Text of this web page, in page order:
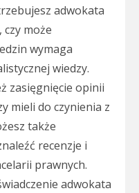
adwokata
może
wymaga
wiedzy.
zasięgnięcie opinii
mieli do czynienia z
także
recenzje i
prawnych.
adwokata